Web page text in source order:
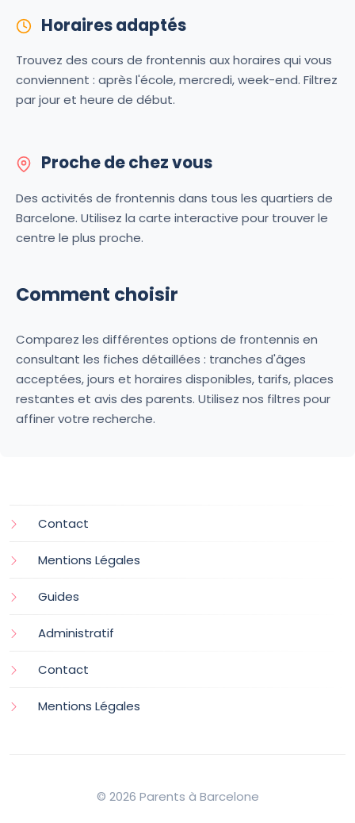
Horaires adaptés
Trouvez des cours de frontennis aux horaires qui vous
conviennent : après l'école, mercredi, week-end. Filtrez
par jour et heure de début.
Proche de chez vous
Des activités de frontennis dans tous les quartiers de
Barcelone. Utilisez la carte interactive pour trouver le
centre le plus proche.
Comment choisir
Comparez les différentes options de frontennis en
consultant les fiches détaillées : tranches d'âges
acceptées, jours et horaires disponibles, tarifs, places
restantes et avis des parents. Utilisez nos filtres pour
affiner votre recherche.
Contact
Mentions Légales
Guides
Administratif
Contact
Mentions Légales
© 2026 Parents à Barcelone